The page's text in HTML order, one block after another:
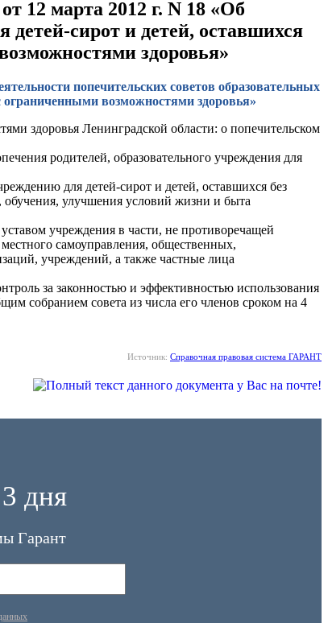
12 марта 2012 г. N 18 «Об
детей-сирот и детей, оставшихся
здоровья»
попечительских советов образовательных
ограниченными возможностями здоровья»
здоровья Ленинградской области: о попечительском
родителей, образовательного учреждения для
для детей-сирот и детей, оставшихся без
обучения, улучшения условий жизни и быта
учреждения в части, не противоречащей
самоуправления, общественных,
учреждений, а также частные лица
за законностью и эффективностью использования
собранием совета из числа его членов сроком на 4
Источник: Справочная правовая система ГАРАНТ
дня
Гарант